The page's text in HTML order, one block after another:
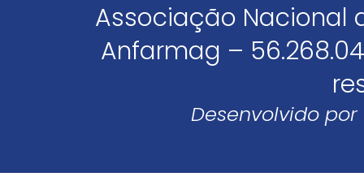
Associação Nacional
Anfarmag –
Desenvolvido por